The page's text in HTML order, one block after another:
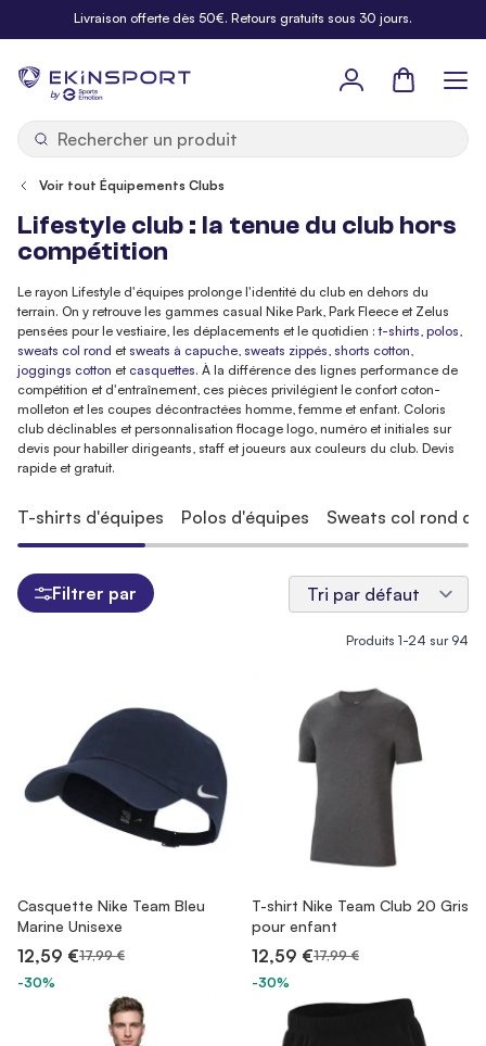
Allez au contenuLivraison offerte dès 50€. Retours gratuits sous 30 jours.
by
Panier
Voir tout Équipements Clubs
Lifestyle club : la tenue du club hors
compétition
Le rayon Lifestyle d'équipes prolonge l'identité du club en dehors du
terrain. On y retrouve les gammes casual Nike Park, Park Fleece et Zelus
pensées pour le vestiaire, les déplacements et le quotidien :t-shirts, polos,
sweats col rond et sweats à capuche, sweats zippés, shorts cotton,
joggings cotton et casquettes. À la différence des lignes performance de
compétition et d'entraînement, ces pièces privilégient le confort coton-
molleton et les coupes décontractées homme, femme et enfant. Coloris
club déclinables et personnalisation flocage logo, numéro et initiales sur
devis pour habiller dirigeants, staff et joueurs aux couleurs du club. Devis
rapide et gratuit.
Produits 1-24 sur 94
Casquette Nike Team Bleu
Marine Unisexe
12,59 €17,99 €
-30%
T-shirt Nike Team Club 20 Gris
pour enfant
12,59 €17,99 €
-30%
T-shirts d'équipes Polos d'équipes Sweats col rond
Filtrer par